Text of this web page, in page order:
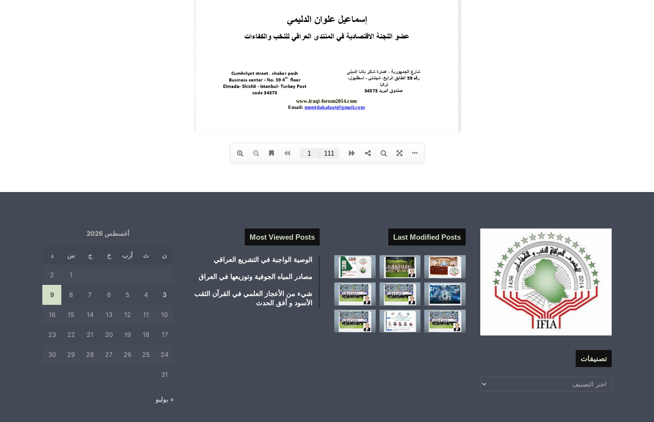
تصنيفات
تصنيفات
Last Modified Posts
Most Viewed Posts
الوصية الواجبة في التشريع العراقي
مصادر المياه الجوفية وتوزيعها في العراق
شيء من الأعجاز العلمي في القرآن الثقب
الأسود و أفق الحدث
أغسطس 2026
ن ث أرب خ ج س د
1
2
3
4
5
6
7
8
9
10
11
12
13
14
15
16
17
18
19
20
21
22
23
24
25
26
27
28
29
30
31
« يوليو